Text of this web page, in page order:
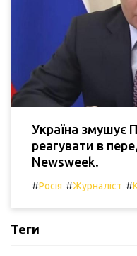
Україна змушує
реагувати в
Newsweek.
#Росія #Журналіст #
Теги